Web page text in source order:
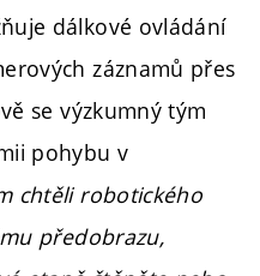
dálkové ovládání
záznamů přes
se výzkumný tým
pohybu v
chtěli robotického
předobrazu,